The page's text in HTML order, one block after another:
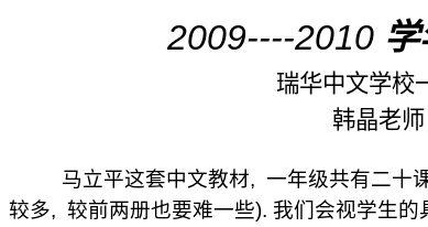
2009----2010
瑞华中文学校
韩晶老师
马立平这套中文教材, 一年级共有二十
较多, 较前两册也要难一些). 我们会视学生的